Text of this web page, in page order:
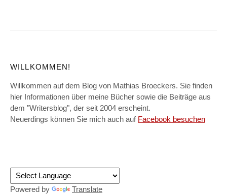
WILLKOMMEN!
Willkommen auf dem Blog von Mathias Broeckers. Sie finden
hier Informationen über meine Bücher sowie die Beiträge aus
dem "Writersblog", der seit 2004 erscheint.
Neuerdings können Sie mich auch auf Facebook besuchen
Powered by Translate